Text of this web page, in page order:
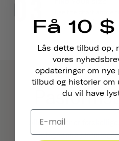
Alle hoveder er
integrerede
Få 10
Lås dette tilbud op,
vores
opdateringer om nye
tilbud og historier om
du vil have